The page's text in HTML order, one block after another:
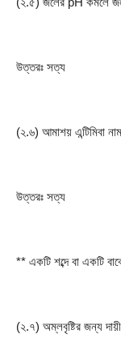
উত্তরঃ সত্য
(২.৬) আমাশয় এন্টিমিবা
উত্তরঃ সত্য
** একটি শব্দে বা একটি
(২.৭) অম্লবৃষ্টির জন্য